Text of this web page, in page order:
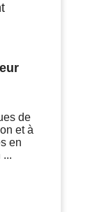
de
et à
en
...